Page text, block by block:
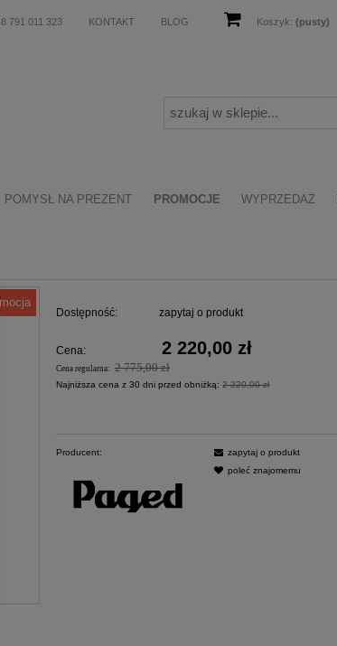
791 011 323 KONTAKT BLOG Koszyk: (pusty)
POMYSŁ NA PREZENT PROMOCJE WYPRZEDAŻ
Dostępność: zapytaj o produkt
Cena: 2 220,00 zł
Cena regularna: 2 775,00 zł
Najniższa cena z 30 dni przed obniżką:2 220,00 zł
Producent:
zapytaj o produkt
poleć znajomemu